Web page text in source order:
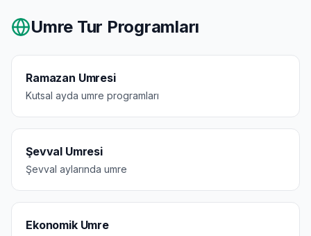
Umre Tur Programları
Ramazan Umresi
Kutsal ayda umre programları
Şevval Umresi
Şevval aylarında umre
Ekonomik Umre